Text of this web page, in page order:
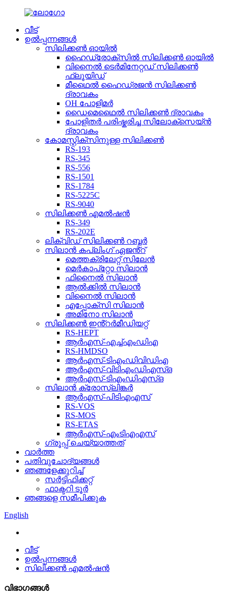
വീട്
ഉൽപ്പന്നങ്ങൾ
സിലിക്കൺ ഓയിൽ
ഹൈഡ്രോക്‌സിൽ സിലിക്കൺ ഓയിൽ
വിനൈൽ ടെർമിനേറ്റഡ് സിലിക്കൺ
ഫ്ലൂയിഡ്
മീഥൈൽ ഹൈഡ്രജൻ സിലിക്കൺ
ദ്രാവകം
OH പോളിമർ
ഡൈമെഥൈൽ സിലിക്കൺ ദ്രാവകം
പോളിതർ പരിഷ്കരിച്ച സിലോക്സെയ്ൻ
ദ്രാവകം
കോമസ്റ്റിക്സിനുള്ള സിലിക്കൺ
RS-193
RS-345
RS-556
RS-1501
RS-1784
RS-5225C
RS-9040
സിലിക്കൺ എമൽഷൻ
RS-349
RS-202E
ലിക്വിഡ് സിലിക്കൺ റബ്ബർ
സിലാൻ കപ്ലിംഗ് ഏജൻ്റ്
മെത്തക്രിലേറ്റ് സിലേൻ
മെർകാപ്റ്റോ സിലാൻ
ഫിനൈൽ സിലാൻ
ആൽക്കിൽ സിലാൻ
വിനൈൽ സിലാൻ
എപ്പോക്സി സിലാൻ
അമിനോ സിലാൻ
സിലിക്കൺ ഇൻ്റർമീഡിയറ്റ്
RS-HEPT
ആർഎസ്-എച്ച്എംഡിഎ
RS-HMDSO
ആർഎസ്-ടിഎംഡിവിഡിഎ
ആർഎസ്-വിടിഎംഡിഎസ്ഒ
ആർഎസ്-ടിഎംഡിഎസ്ഒ
സിലാൻ ക്രോസ്ലിങ്കർ
ആർഎസ്-പിടിഎഎസ്
RS-VOS
RS-MOS
RS-ETAS
ആർഎസ്-എംടിഎഎസ്
ഗ്രൂപ്പ് ചെയ്യാത്തത്
വാർത്ത
പതിവുചോദ്യങ്ങൾ
ഞങ്ങളേക്കുറിച്ച്
സർട്ടിഫിക്കറ്റ്
ഫാക്ടറി ടൂർ
ഞങ്ങളെ സമീപിക്കുക
English
വീട്
ഉൽപ്പന്നങ്ങൾ
സിലിക്കൺ എമൽഷൻ
വിഭാഗങ്ങൾ